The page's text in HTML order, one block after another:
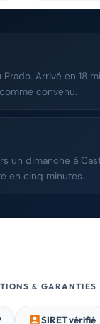
Arrivé en 18
convenu.
un dimanche à
en cinq minutes.
& GARANTIES
SIRET vérifié